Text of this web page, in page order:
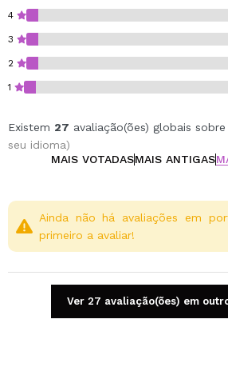
4
3
2
1
Existem 27 avaliação(ões) globais
seu idioma)
MAIS VOTADASMAIS ANTIGAS
Ainda não há avaliações em
primeiro a avaliar!
Ver 27 avaliação(ões) em